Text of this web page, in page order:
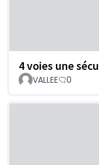
4 voies une
VALLEE 0